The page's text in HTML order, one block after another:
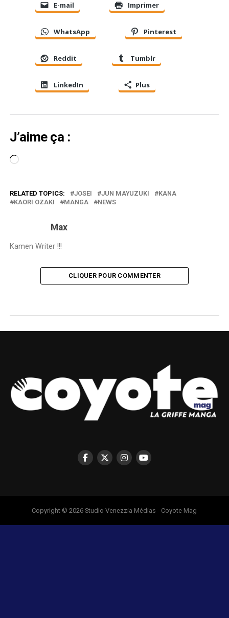
E-mail Imprimer
WhatsApp Pinterest
Reddit Tumblr
LinkedIn Plus
J’aime ça :
Chargement…
RELATED TOPICS: JOSEI JUN MAYUZUKI
KANA
KAORI OZAKI
MANGA NEWS
Max
Kamen Writer !!!
CLIQUER POUR COMMENTER
Copyright © 2026 Studio Venezzia Médias - Coyote Mag